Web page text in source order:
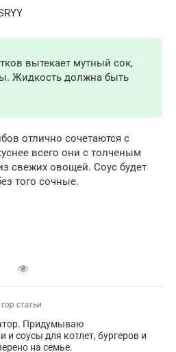
вытекает мутный сок,
Жидкость должна быть
отлично сочетаются с
всего они с толченым
свежих овощей. Соус будет
того сочные.
статьи
Придумываю
и соусы для котлет, бургеров и
на семье.